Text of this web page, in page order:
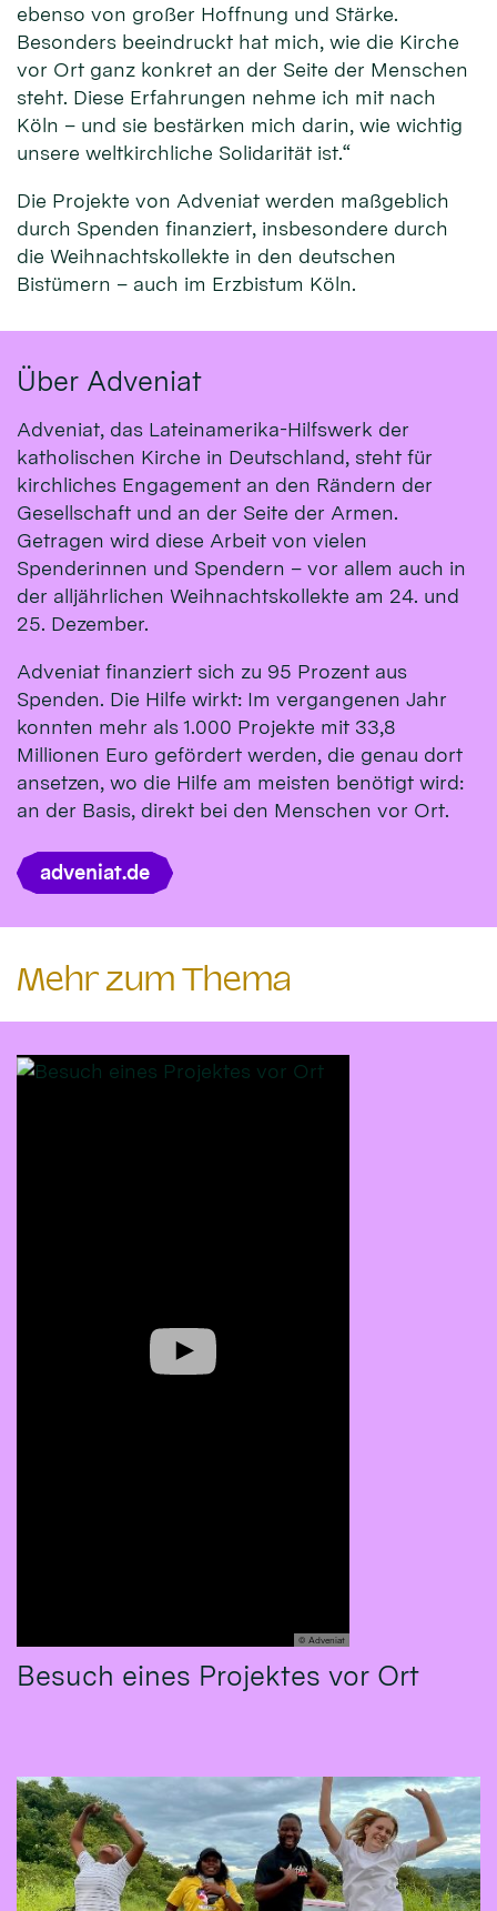
ebenso von großer Hoffnung und Stärke.
Besonders beeindruckt hat mich, wie die Kirche
vor Ort ganz konkret an der Seite der Menschen
steht. Diese Erfahrungen nehme ich mit nach
Köln – und sie bestärken mich darin, wie wichtig
unsere weltkirchliche Solidarität ist.“
Die Projekte von Adveniat werden maßgeblich
durch Spenden finanziert, insbesondere durch
die Weihnachtskollekte in den deutschen
Bistümern – auch im Erzbistum Köln.
Über Adveniat
Adveniat, das Lateinamerika-Hilfswerk der
katholischen Kirche in Deutschland, steht für
kirchliches Engagement an den Rändern der
Gesellschaft und an der Seite der Armen.
Getragen wird diese Arbeit von vielen
Spenderinnen und Spendern – vor allem auch in
der alljährlichen Weihnachtskollekte am 24. und
25. Dezember.
Adveniat finanziert sich zu 95 Prozent aus
Spenden. Die Hilfe wirkt: Im vergangenen Jahr
konnten mehr als 1.000 Projekte mit 33,8
Millionen Euro gefördert werden, die genau dort
ansetzen, wo die Hilfe am meisten benötigt wird:
an der Basis, direkt bei den Menschen vor Ort.
adveniat.de
Mehr zum Thema
© Adveniat
Besuch eines Projektes vor Ort